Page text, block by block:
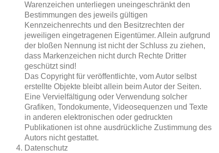
Warenzeichen unterliegen uneingeschränkt den
Bestimmungen des jeweils gültigen
Kennzeichenrechts und den Besitzrechten der
jeweiligen eingetragenen Eigentümer. Allein aufgrund
der bloßen Nennung ist nicht der Schluss zu ziehen,
dass Markenzeichen nicht durch Rechte Dritter
geschützt sind!
Das Copyright für veröffentlichte, vom Autor selbst
erstellte Objekte bleibt allein beim Autor der Seiten.
Eine Vervielfältigung oder Verwendung solcher
Grafiken, Tondokumente, Videosequenzen und Texte
in anderen elektronischen oder gedruckten
Publikationen ist ohne ausdrückliche Zustimmung des
Autors nicht gestattet.
Datenschutz